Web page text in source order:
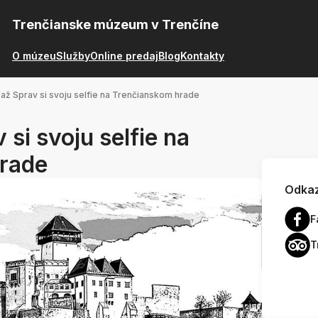
Trenčianske múzeum v Trenčíne
O múzeuSlužbyOnline predajBlogKontakty
Sprav si svoju selfie na Trenčianskom hrade
si svoju selfie na